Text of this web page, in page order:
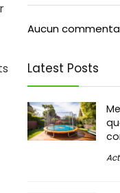
Aucun
Latest Posts